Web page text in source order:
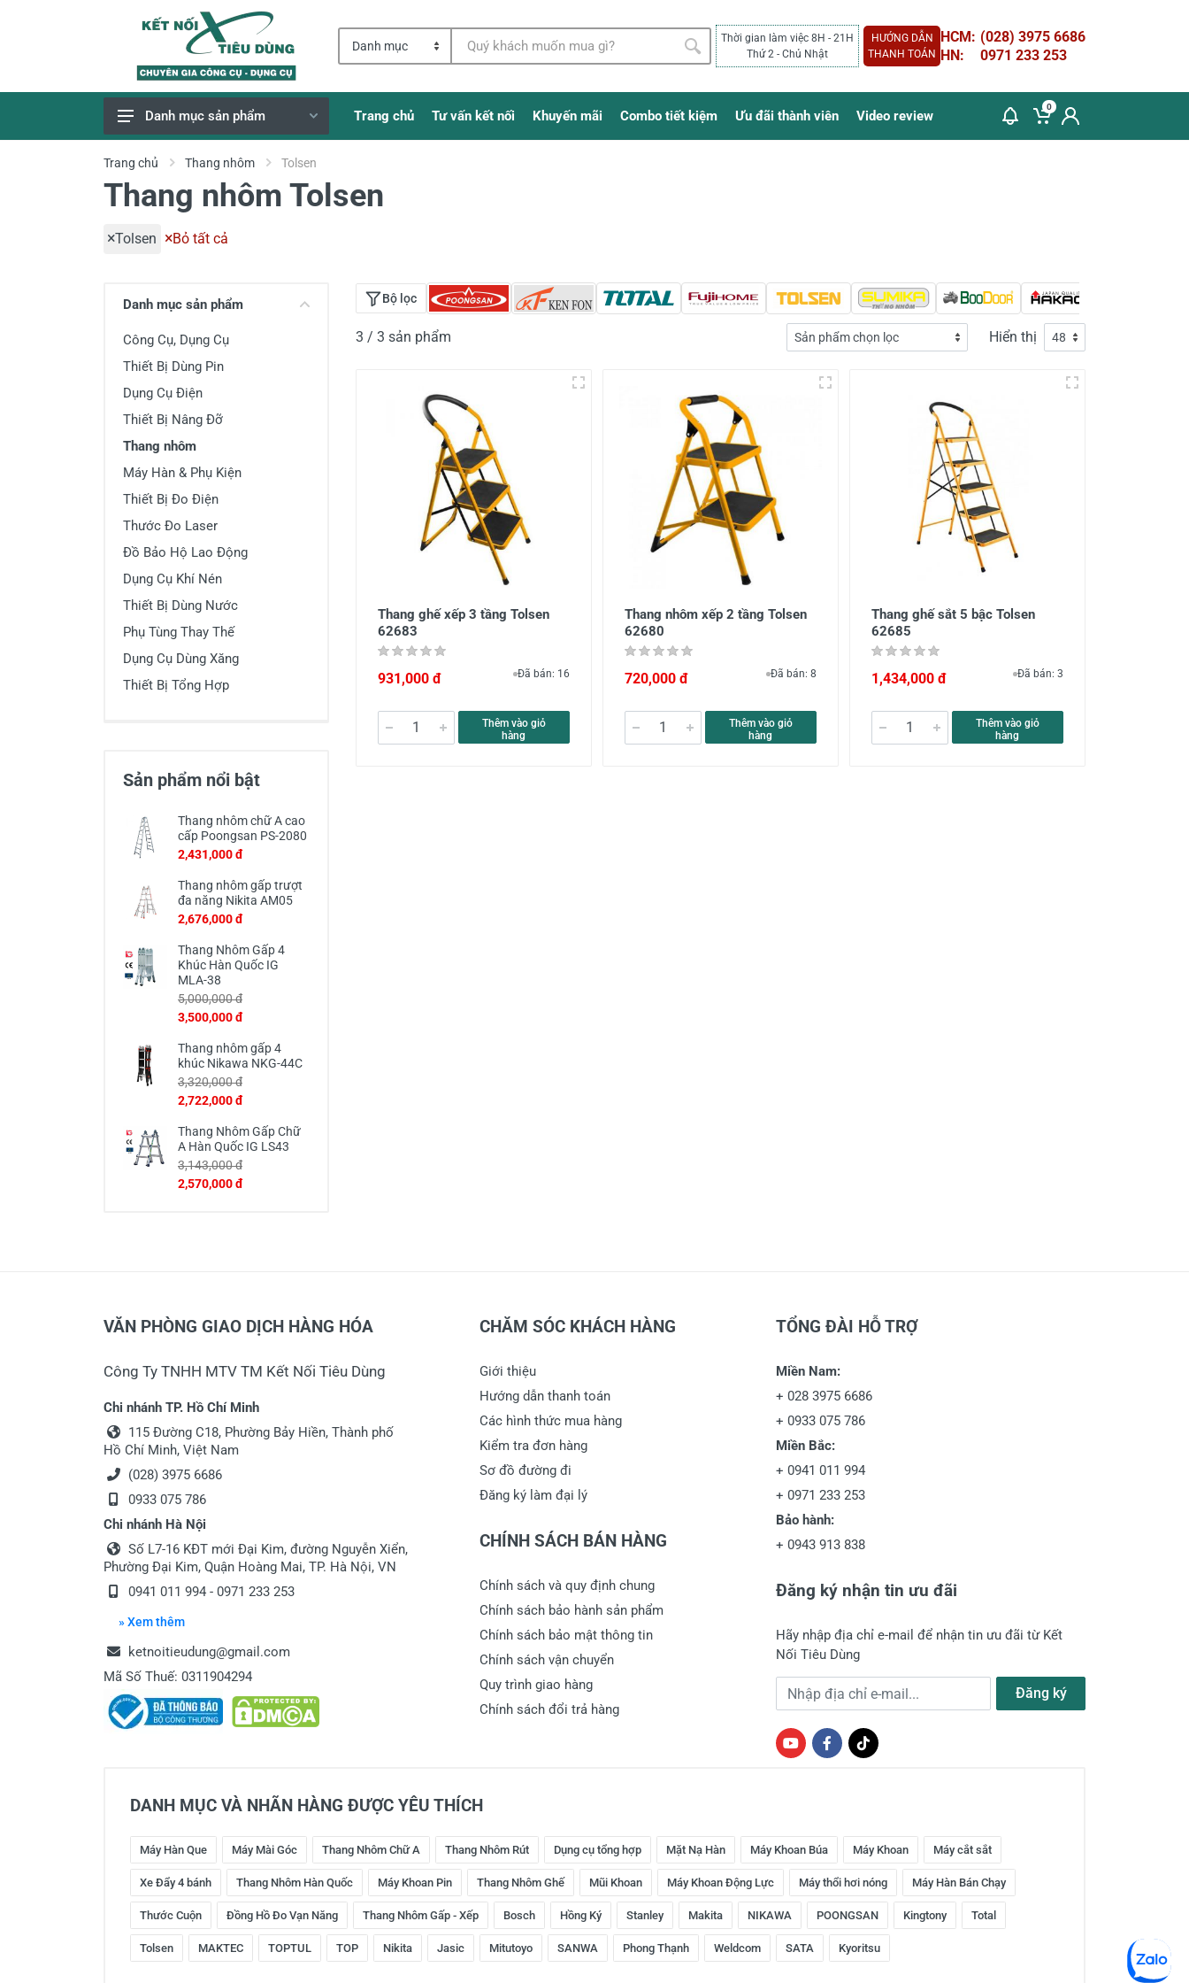
Thời gian làm việc 8H - 21H
Thứ 2 - Chủ Nhật
HƯỚNG DẪN
THANH TOÁN
HCM: (028) 3975 6686
HN:
0971 233 253
Giao Hàng Miễn Phí
Công Cụ, Dụng Cụ
Thang nhôm
Phụ Tùng, Linh Kiện
Thiết Bị Đo Điện
Thước Đo Laser
Đồ Bảo Hộ Lao Động
Danh mục sản phẩm Trang chủ Tư vấn kết nối Khuyến mãi Combo tiết kiệm Ưu đãi thành viên Video review
0
Trang chủ Thang nhôm Tolsen
Thang nhôm Tolsen
Tolsen Bỏ tất cả
Danh mục sản phẩm
Công Cụ, Dụng Cụ
Thiết Bị Dùng Pin
Dụng Cụ Điện
Thiết Bị Nâng Đỡ
Thang nhôm
Máy Hàn & Phụ Kiện
Thiết Bị Đo Điện
Thước Đo Laser
Đồ Bảo Hộ Lao Động
Dụng Cụ Khí Nén
Thiết Bị Dùng Nước
Phụ Tùng Thay Thế
Dụng Cụ Dùng Xăng
Thiết Bị Tổng Hợp
Sản phẩm nổi bật
Thang nhôm chữ A cao
cấp Poongsan PS-2080
2,431,000 đ
Thang nhôm gấp trượt
đa năng Nikita AM05
2,676,000 đ
Thang Nhôm Gấp 4
Khúc Hàn Quốc IG
MLA-38
5,000,000 đ
3,500,000 đ
Thang nhôm gấp 4
khúc Nikawa NKG-44C
3,320,000 đ
2,722,000 đ
Thang Nhôm Gấp Chữ
A Hàn Quốc IG LS43
3,143,000 đ
2,570,000 đ
Bộ lọc
3 / 3 sản phẩm Hiển thị
Thang ghế xếp 3 tầng Tolsen
62683
931,000 đ Đã bán: 16
Thêm vào giỏ
hàng
Thang nhôm xếp 2 tầng Tolsen
62680
720,000 đ Đã bán: 8
Thêm vào giỏ
hàng
Thang ghế sắt 5 bậc Tolsen
62685
1,434,000 đ Đã bán: 3
Thêm vào giỏ
hàng
VĂN PHÒNG GIAO DỊCH HÀNG HÓA
Công Ty TNHH MTV TM Kết Nối Tiêu Dùng
Chi nhánh TP. Hồ Chí Minh
115 Đường C18, Phường Bảy Hiền, Thành phố
Hồ Chí Minh, Việt Nam
(028) 3975 6686
0933 075 786
Chi nhánh Hà Nội
Số L7-16 KĐT mới Đại Kim, đường Nguyễn Xiển,
Phường Đại Kim, Quận Hoàng Mai, TP. Hà Nội, VN
0941 011 994 - 0971 233 253
» Xem thêm
ketnoitieudung@gmail.com
Mã Số Thuế: 0311904294
CHĂM SÓC KHÁCH HÀNG
Giới thiệu
Hướng dẫn thanh toán
Các hình thức mua hàng
Kiểm tra đơn hàng
Sơ đồ đường đi
Đăng ký làm đại lý
CHÍNH SÁCH BÁN HÀNG
Chính sách và quy định chung
Chính sách bảo hành sản phẩm
Chính sách bảo mật thông tin
Chính sách vận chuyển
Quy trình giao hàng
Chính sách đổi trả hàng
TỔNG ĐÀI HỖ TRỢ
Miền Nam:
+ 028 3975 6686
+ 0933 075 786
Miền Bắc:
+ 0941 011 994
+ 0971 233 253
Bảo hành:
+ 0943 913 838
Đăng ký nhận tin ưu đãi
Hãy nhập địa chỉ e-mail để nhận tin ưu đãi từ Kết
Nối Tiêu Dùng
Địa chỉ e-mail Đăng ký
DANH MỤC VÀ NHÃN HÀNG ĐƯỢC YÊU THÍCH
Máy Hàn Que Máy Mài Góc Thang Nhôm Chữ A Thang Nhôm Rút Dụng cụ tổng hợp Mặt Nạ Hàn Máy Khoan Búa Máy Khoan Máy cắt sắt
Xe Đẩy 4 bánh Thang Nhôm Hàn Quốc Máy Khoan Pin Thang Nhôm Ghế Mũi Khoan Máy Khoan Động Lực Máy thổi hơi nóng Máy Hàn Bán Chạy
Thước Cuộn Đồng Hồ Đo Vạn Năng Thang Nhôm Gấp - Xếp Bosch Hồng Ký Stanley Makita NIKAWA POONGSAN Kingtony Total
Tolsen MAKTEC TOPTUL TOP Nikita Jasic Mitutoyo SANWA Phong Thạnh Weldcom SATA Kyoritsu